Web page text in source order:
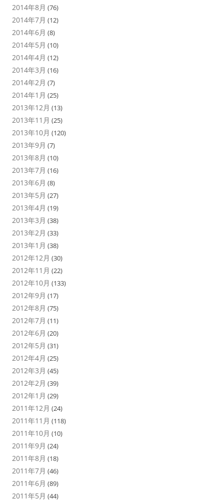
2014年8月 (76)
2014年7月 (12)
2014年6月 (8)
2014年5月 (10)
2014年4月 (12)
2014年3月 (16)
2014年2月 (7)
2014年1月 (25)
2013年12月 (13)
2013年11月 (25)
2013年10月 (120)
2013年9月 (7)
2013年8月 (10)
2013年7月 (16)
2013年6月 (8)
2013年5月 (27)
2013年4月 (19)
2013年3月 (38)
2013年2月 (33)
2013年1月 (38)
2012年12月 (30)
2012年11月 (22)
2012年10月 (133)
2012年9月 (17)
2012年8月 (75)
2012年7月 (11)
2012年6月 (20)
2012年5月 (31)
2012年4月 (25)
2012年3月 (45)
2012年2月 (39)
2012年1月 (29)
2011年12月 (24)
2011年11月 (118)
2011年10月 (10)
2011年9月 (24)
2011年8月 (18)
2011年7月 (46)
2011年6月 (89)
2011年5月 (44)